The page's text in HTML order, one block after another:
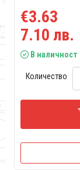
€3.63
7.10 лв.
В наличност
Количество